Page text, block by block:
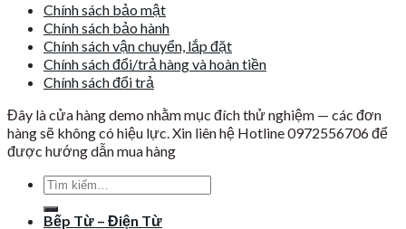
Chính sách bảo mật
Chính sách bảo hành
Chính sách vận chuyển, lắp đặt
Chính sách đổi/trả hàng và hoàn tiền
Chính sách đổi trả
Đây là cửa hàng demo nhằm mục đích thử nghiệm — các đơn
hàng sẽ không có hiệu lực. Xin liên hệ Hotline 0972556706 để
được hướng dẫn mua hàng
Tìm
kiếm:
Bếp Từ – Điện Từ